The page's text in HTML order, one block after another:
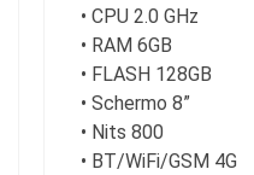
• CPU 2.0 GHz
• RAM 6GB
• FLASH 128GB
• Schermo 8”
• Nits 800
• BT/WiFi/GSM 4G